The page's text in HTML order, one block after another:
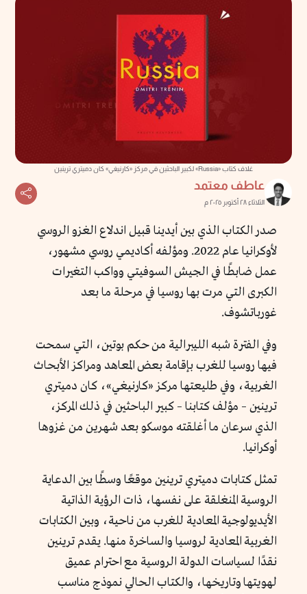
غلاف كتاب «Russia» لكبير الباحثين في مركز «كارنيغي» كان دميتري ترينين
عاطف معتمد
الثلاثاء ٢٨ أكتوبر ٢٠٢٥ م
صدر الكتاب الذي بين أيدينا قبيل اندلاع الغزو الروسي
لأوكرانيا عام 2022. ومؤلفه أكاديمي روسي مشهور،
عمل ضابطًا في الجيش السوفيتي وواكب التغيرات
الكبرى التي مرت بها روسيا في مرحلة ما بعد
غورباتشوف.
وفي الفترة شبه الليبرالية من حكم بوتين، التي سمحت
فيها روسيا للغرب بإقامة بعض المعاهد ومراكز الأبحاث
الغربية، وفي طليعتها مركز «كارنيغي»، كان دميتري
ترينين – مؤلف كتابنا – كبير الباحثين في ذلك المركز،
الذي سرعان ما أغلقته موسكو بعد شهرين من غزوها
أوكرانيا.
تمثل كتابات دميتري ترينين موقعًا وسطًا بين الدعاية
الروسية المنغلقة على نفسها، ذات الرؤية الذاتية
الأيديولوجية المعادية للغرب من ناحية، وبين الكتابات
الغربية المعادية لروسيا والساخرة منها. يقدم ترينين
نقدًا لسياسات الدولة الروسية مع احترام عميق
لهويتها وتاريخها، والكتاب الحالي نموذج مناسب